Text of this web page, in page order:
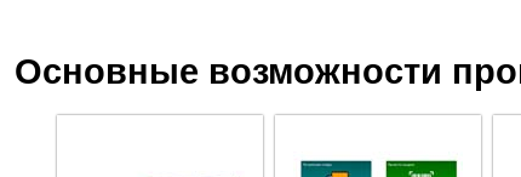
Основные возможности